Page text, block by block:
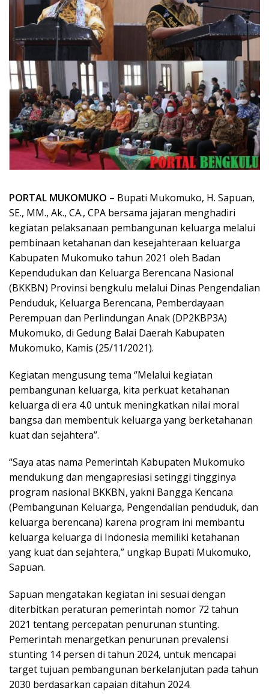
PORTAL MUKOMUKO – Bupati Mukomuko, H. Sapuan,
SE., MM., Ak., CA., CPA bersama jajaran menghadiri
kegiatan pelaksanaan pembangunan keluarga melalui
pembinaan ketahanan dan kesejahteraan keluarga
Kabupaten Mukomuko tahun 2021 oleh Badan
Kependudukan dan Keluarga Berencana Nasional
(BKKBN) Provinsi bengkulu melalui Dinas Pengendalian
Penduduk, Keluarga Berencana, Pemberdayaan
Perempuan dan Perlindungan Anak (DP2KBP3A)
Mukomuko, di Gedung Balai Daerah Kabupaten
Mukomuko, Kamis (25/11/2021).
Kegiatan mengusung tema ‘’Melalui kegiatan
pembangunan keluarga, kita perkuat ketahanan
keluarga di era 4.0 untuk meningkatkan nilai moral
bangsa dan membentuk keluarga yang berketahanan
kuat dan sejahtera’’.
“Saya atas nama Pemerintah Kabupaten Mukomuko
mendukung dan mengapresiasi setinggi tingginya
program nasional BKKBN, yakni Bangga Kencana
(Pembangunan Keluarga, Pengendalian penduduk, dan
keluarga berencana) karena program ini membantu
keluarga keluarga di Indonesia memiliki ketahanan
yang kuat dan sejahtera,” ungkap Bupati Mukomuko,
Sapuan.
Sapuan mengatakan kegiatan ini sesuai dengan
diterbitkan peraturan pemerintah nomor 72 tahun
2021 tentang percepatan penurunan stunting.
Pemerintah menargetkan penurunan prevalensi
stunting 14 persen di tahun 2024, untuk mencapai
target tujuan pembangunan berkelanjutan pada tahun
2030 berdasarkan capaian ditahun 2024.